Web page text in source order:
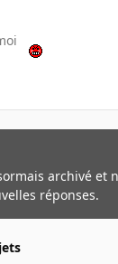
archivé et
réponses.